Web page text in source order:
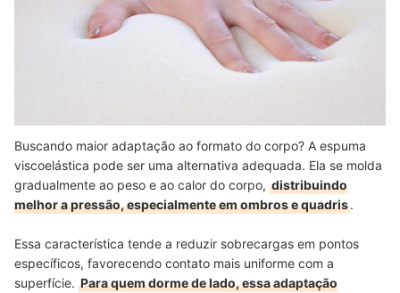
Buscando maior adaptação ao formato do corpo? A espuma
viscoelástica pode ser uma alternativa adequada. Ela se molda
gradualmente ao peso e ao calor do corpo, distribuindo
melhor a pressão, especialmente em ombros e quadris.
Essa característica tende a reduzir sobrecargas em pontos
específicos, favorecendo contato mais uniforme com a
superfície. Para quem dorme de lado, essa adaptação